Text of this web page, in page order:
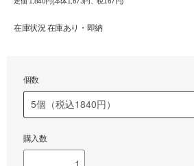
在庫状況 在庫あり・即納
個数
購入数